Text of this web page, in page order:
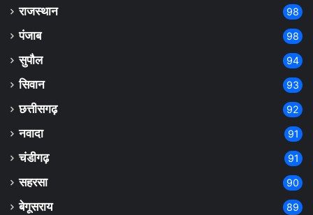
राजस्थान 98
पंजाब 98
सुपौल 94
सिवान 93
छत्तीसगढ़ 92
नवादा 91
चंडीगढ़ 91
सहरसा 90
बेगूसराय 89